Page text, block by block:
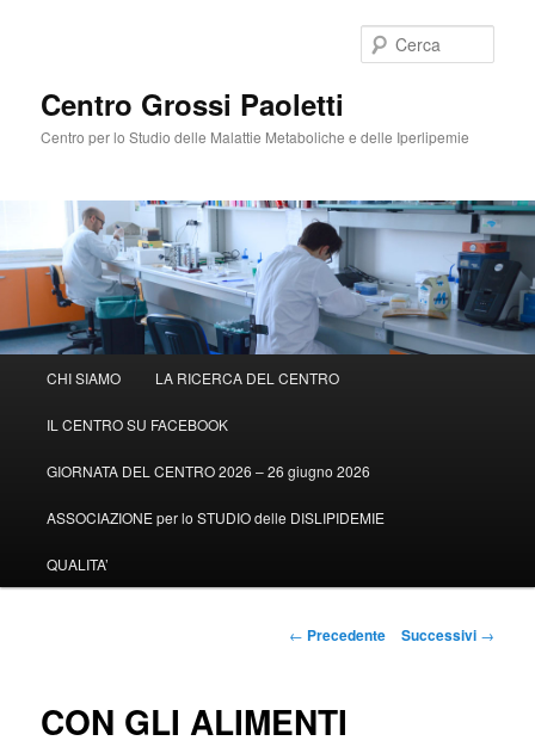
Centro Grossi Paoletti
Centro per lo Studio delle Malattie Metaboliche e delle Iperlipemie
principale
Vai
al
contenuto
CHI SIAMO LA RICERCA DEL CENTRO
IL CENTRO SU FACEBOOK
GIORNATA DEL CENTRO 2026 – 26 giugno 2026
ASSOCIAZIONE per lo STUDIO delle DISLIPIDEMIE
QUALITA’
Navigazione
← Precedente Successivi →
CON GLI ALIMENTI